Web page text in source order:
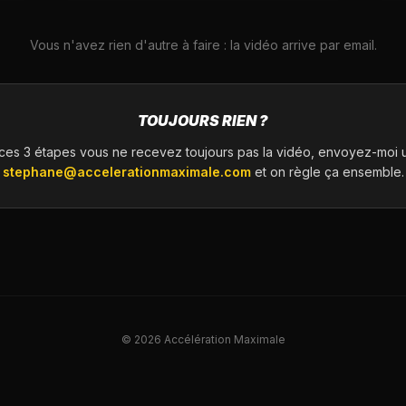
Vous n'avez rien d'autre à faire : la vidéo arrive par email.
TOUJOURS RIEN ?
3 étapes vous ne recevez toujours pas la vidéo, envoyez-moi
stephane@accelerationmaximale.com et on règle ça ensemble.
© 2026 Accélération Maximale